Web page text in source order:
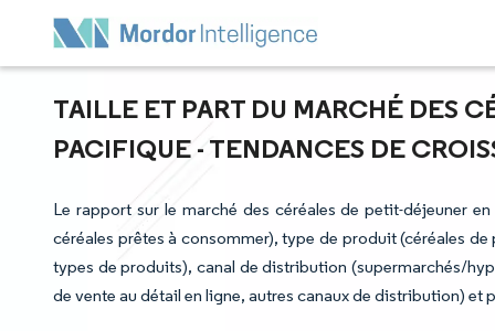
TAILLE ET PART DU MARCHÉ DES
PACIFIQUE - TENDANCES DE
Le rapport sur le marché des céréales de petit-déjeuner
céréales prêtes à consommer), type de produit (céréales
types de produits), canal de distribution (supermarchés/
de vente au détail en ligne, autres canaux de distribution)